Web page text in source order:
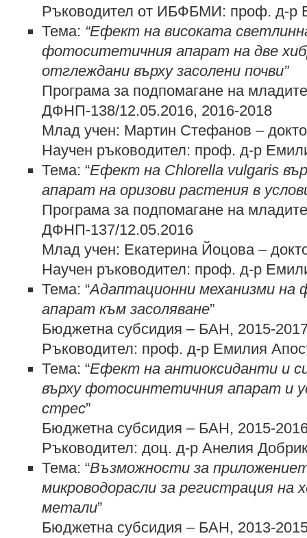
Ръководител от ИБФБМИ: проф. д-р
Тема: “Ефект на високата
фотоситетичния апарат на две
отглеждани върху засолени почви”
Програма за подпомагане на
ДФНП-138/12.05.2016, 2016-2018
Млад учен: Мартин Стефанов –
Научен ръководител: проф. д-р
Тема: “Ефект на Chlorella vulgaris
апарат на оризови растения в
Програма за подпомагане на
ДФНП-137/12.05.2016
Млад учен: Екатерина Йоцова –
Научен ръководител: проф. д-р
Тема: “Адаптационни механизми
апарат към засоляване”
Бюджетна субсидия – БАН, 2015-
Ръководител: проф. д-р Емилия
Тема: “Ефект на антиоксиданти и
върху фотосинтетичния апарат и
стрес”
Бюджетна субсидия – БАН, 2015-
Ръководител: доц. д-р Анелия
Тема: “Възможности за
микроводорасли за регистрация на
метали”
Бюджетна субсидия – БАН, 2013-